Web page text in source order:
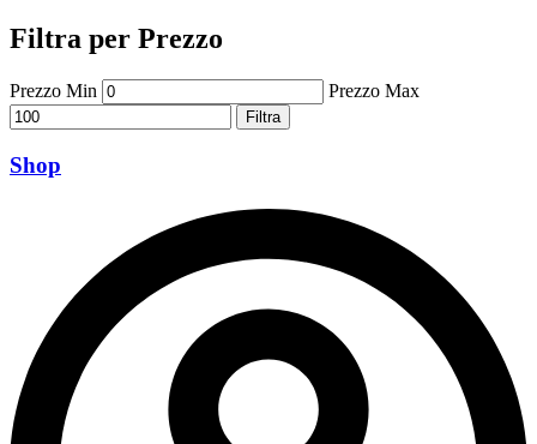
Filtra per Prezzo
Prezzo Min Prezzo Max
Filtra
Shop